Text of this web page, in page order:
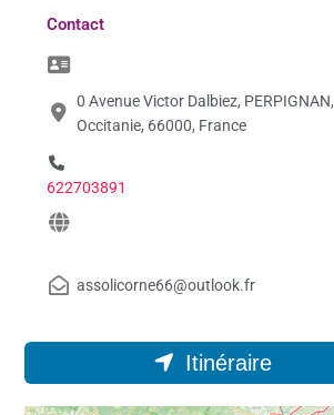
Contact
0 Avenue Victor Dalbiez, PERPIGNAN,
Occitanie, 66000, France
622703891
assolicorne66@outlook.fr
Itinéraire